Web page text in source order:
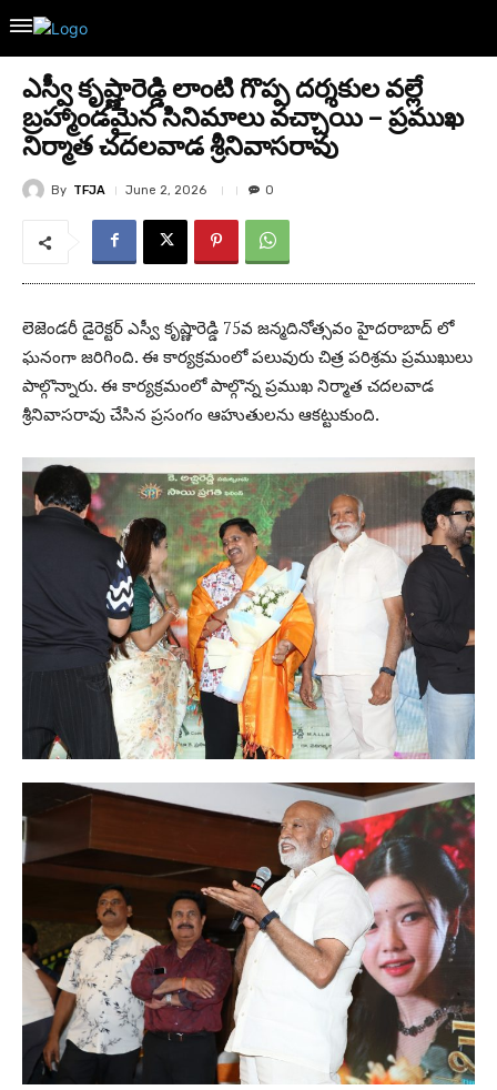
ఎస్వీ కృష్ణారెడ్డి లాంటి గొప్ప దర్శకుల వల్లే
బ్రహ్మాండమైన సినిమాలు వచ్చాయి – ప్రముఖ
నిర్మాత చదలవాడ శ్రీనివాసరావు
By TFJA June 2, 2026 0
లెజెండరీ డైరెక్టర్ ఎస్వీ కృష్ణారెడ్డి 75వ జన్మదినోత్సవం హైదరాబాద్ లో
ఘనంగా జరిగింది. ఈ కార్యక్రమంలో పలువురు చిత్ర పరిశ్రమ ప్రముఖులు
పాల్గొన్నారు. ఈ కార్యక్రమంలో పాల్గొన్న ప్రముఖ నిర్మాత చదలవాడ
శ్రీనివాసరావు చేసిన ప్రసంగం ఆహుతులను ఆకట్టుకుంది.